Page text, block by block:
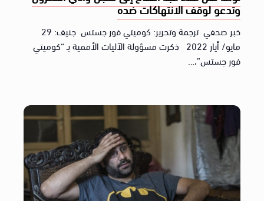
وتدعو لوقف الانتهاكات ضده
خبر صحفي ترجمة وتحرير: كوميتي فور جستس جنيف: 29
مايو/ أيار 2022 ذكرت مسؤولة الآليات الأممية بـ “كوميتي
فور جستس”،…